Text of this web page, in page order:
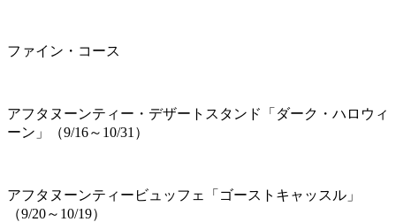
ファイン・コース
アフタヌーンティー・デザートスタンド「ダーク・ハロウィ
ーン」（9/16～10/31）
アフタヌーンティービュッフェ「ゴーストキャッスル」
（9/20～10/19）